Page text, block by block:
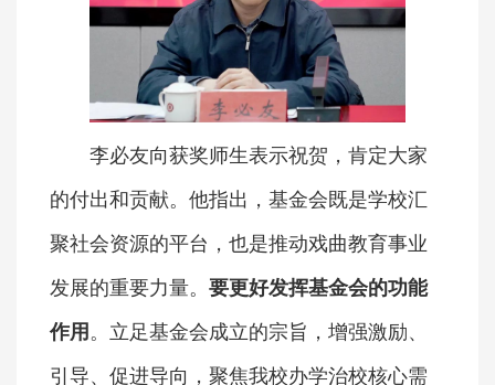
李必友向获奖师生表示祝贺，肯定大家
的付出和贡献。他指出，基金会既是学校汇
聚社会资源的平台，也是推动戏曲教育事业
发展的重要力量。 要更好发挥基金会的功能
作用 。立足基金会成立的宗旨，增强激励、
引导、促进导向，聚焦我校办学治校核心需